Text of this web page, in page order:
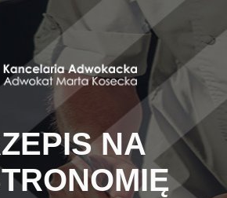
NA